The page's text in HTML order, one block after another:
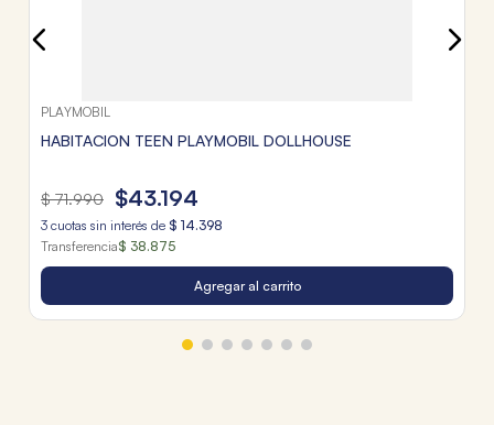
PLAYMOBIL
HABITACION TEEN PLAYMOBIL DOLLHOUSE
$ 71.990 $43.194
3 cuotas sin interés de $ 14.398
Transferencia$ 38.875
Agregar al carrito